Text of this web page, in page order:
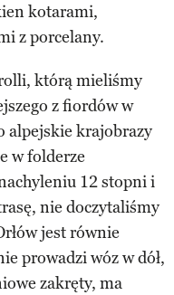
kotarami,
z porcelany.
którą mieliśmy
z fiordów w
alpejskie krajobrazy
w folderze
12 stopni i
nie doczytaliśmy
jest równie
prowadzi wóz w dół,
zakręty, ma